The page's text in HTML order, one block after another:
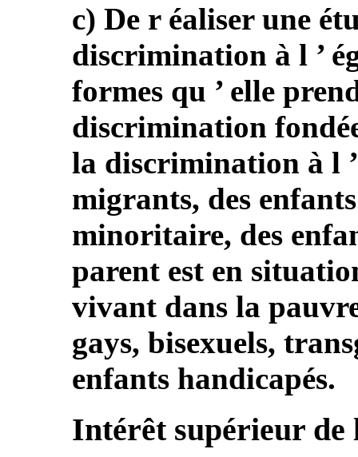
c) De r éaliser une
discrimination à l ’
formes qu ’ elle
discrimination
la discrimination à l
migrants, des
minoritaire, des
parent est en
vivant dans la
gays, bisexuels,
enfants handicapés.
Intérêt supérieur de